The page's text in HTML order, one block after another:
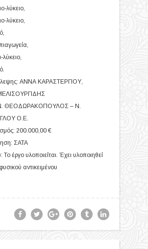
λύκειο,
λύκειο,
λύκειο,
ΑΝΝΑ ΚΑΡΑΣΤΕΡΓΙΟΥ,
ΘΕΟΔΩΡΑΚΟΠΟΥΛΟΣ – Ν.
Ο.Ε.
200.000,00 €
ΣΑΤΑ
έργο υλοποιείται. Έχει υλοποιηθεί
αντικειμένου